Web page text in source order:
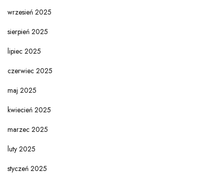
wrzesień 2025
sierpień 2025
lipiec 2025
czerwiec 2025
maj 2025
kwiecień 2025
marzec 2025
luty 2025
styczeń 2025